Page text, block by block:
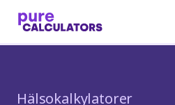
Hälsokalkylatorer